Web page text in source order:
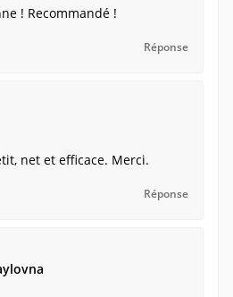
! Recommandé !
Réponse
net et efficace. Merci.
Réponse